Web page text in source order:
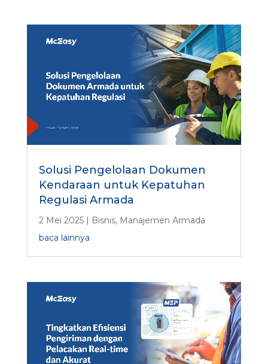
m
a
Solusi Pengelolaan Dokumen
Kendaraan untuk Kepatuhan
Regulasi Armada
2 Mei 2025| Bisnis, Manajemen Armada
baca lainnya